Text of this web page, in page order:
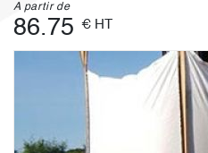
A partir de
86.75 € HT